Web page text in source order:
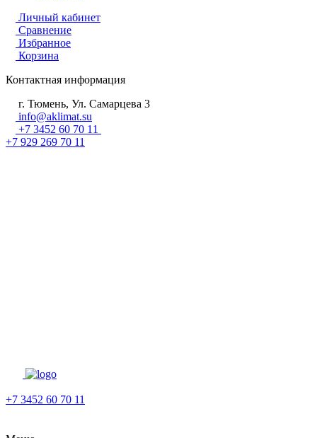
Личный кабинет
Сравнение
Избранное
Корзина
Контактная информация
г. Тюмень, Ул. Самарцева 3
info@aklimat.su
+7 3452 60 70 11
+7 929 269 70 11
+7 3452 60 70 11